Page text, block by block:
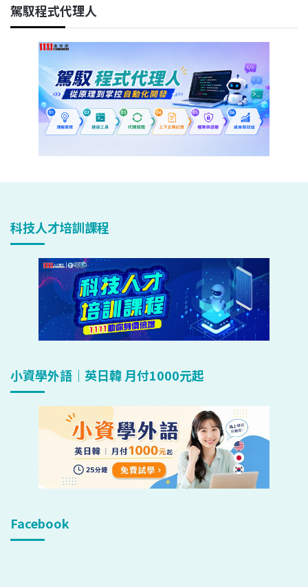
駕馭程式代理人
科技人才培訓課程
小資學外語｜英日韓 月付1000元起
Facebook